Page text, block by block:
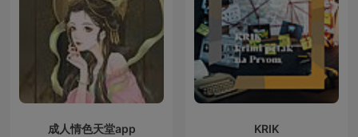
成人情色天堂app KRIK